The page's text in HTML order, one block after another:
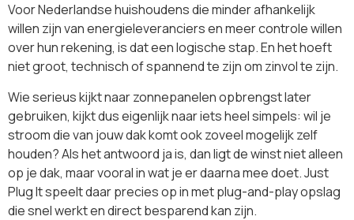
Voor Nederlandse huishoudens die minder afhankelijk
willen zijn van energieleveranciers en meer controle willen
over hun rekening, is dat een logische stap. En het hoeft
niet groot, technisch of spannend te zijn om zinvol te zijn.
Wie serieus kijkt naar zonnepanelen opbrengst later
gebruiken, kijkt dus eigenlijk naar iets heel simpels: wil je
stroom die van jouw dak komt ook zoveel mogelijk zelf
houden? Als het antwoord ja is, dan ligt de winst niet alleen
op je dak, maar vooral in wat je er daarna mee doet. Just
Plug It speelt daar precies op in met plug-and-play opslag
die snel werkt en direct besparend kan zijn.